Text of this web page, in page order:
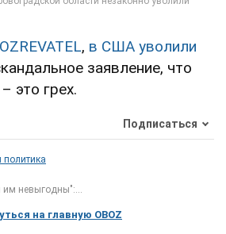
, в США уволили
заявление, что
это грех.
Подписаться
политика
невыгодны":...
на главную OBOZ